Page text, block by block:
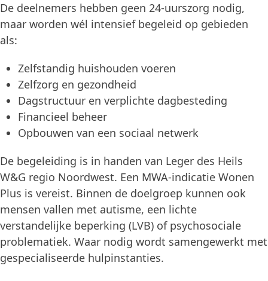
De deelnemers hebben geen 24-uurszorg nodig,
maar worden wél intensief begeleid op gebieden
als:
Zelfstandig huishouden voeren
Zelfzorg en gezondheid
Dagstructuur en verplichte dagbesteding
Financieel beheer
Opbouwen van een sociaal netwerk
De begeleiding is in handen van Leger des Heils
W&G regio Noordwest. Een MWA-indicatie Wonen
Plus is vereist. Binnen de doelgroep kunnen ook
mensen vallen met autisme, een lichte
verstandelijke beperking (LVB) of psychosociale
problematiek. Waar nodig wordt samengewerkt met
gespecialiseerde hulpinstanties.